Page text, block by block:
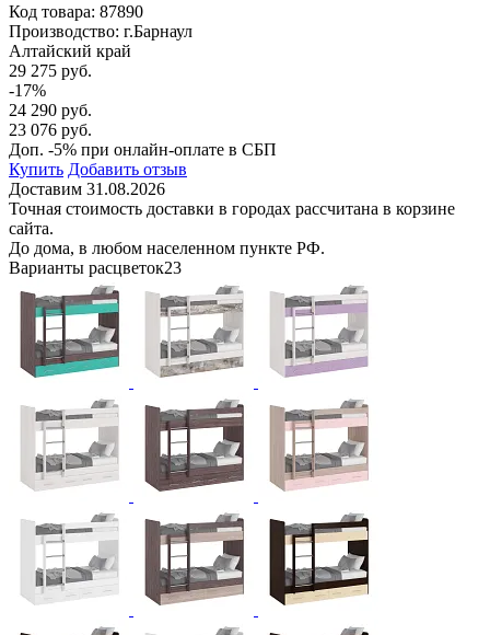
Код товара: 87890
Производство: г.Барнаул
Алтайский край
29 275 руб.
-17%
24 290 руб.
23 076 руб.
Доп. -5% при онлайн-оплате в СБП
Купить Добавить отзыв
Доставим 31.08.2026
Точная стоимость доставки в городах рассчитана в корзине
сайта.
До дома, в любом населенном пункте РФ.
Варианты расцветок23